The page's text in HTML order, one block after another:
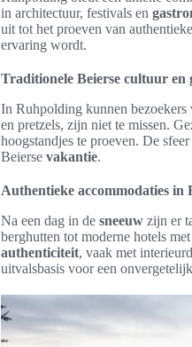
in architectuur, festivals en
uit tot het proeven van
ervaring wordt.
Traditionele Beierse cultuur en
In Ruhpolding kunnen
en pretzels, zijn niet te missen.
hoogstandjes te proeven. De
Beierse vakantie.
Authentieke accommodaties in
Na een dag in de sneeuw zijn er
berghutten tot moderne hotels
authenticiteit, vaak met
uitvalsbasis voor een